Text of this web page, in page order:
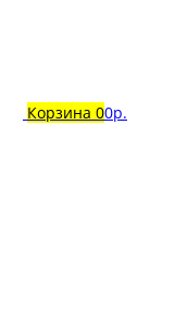
Корзина 00р.